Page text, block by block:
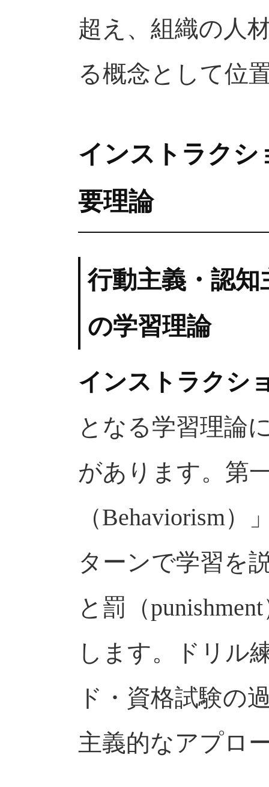
超え、組織の人
る概念として位
インストラクシ
要理論
行動主義・認
の学習理論
インストラクシ
となる学習理論
があります。第
（Behaviorism
ターンで学習を
と罰（
します。ドリル
ド・資格試験の
主義的なアプロ